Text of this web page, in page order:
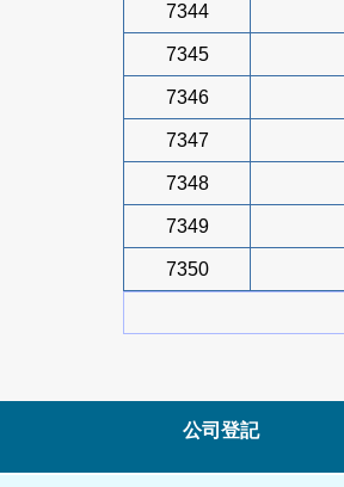
7344
7345
7346
7347
7348
7349
7350
公司登記